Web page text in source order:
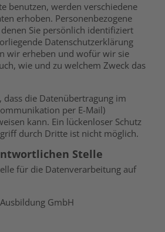
benutzen, werden verschiedene
erhoben. Personenbezogene
Sie persönlich identifiziert
Datenschutzerklärung
wir erheben und wofür wir sie
wie und zu welchem Zweck das
die Datenübertragung im
per E-Mail)
kann. Ein lückenloser Schutz
durch Dritte ist nicht möglich.
Stelle
für die Datenverarbeitung auf
GmbH